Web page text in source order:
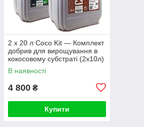
2 х 20 л Coco Kit — Комплект
добрив для вирощування в
кокосовому субстраті (2х10л)
В наявності
4 800 ₴
Купити